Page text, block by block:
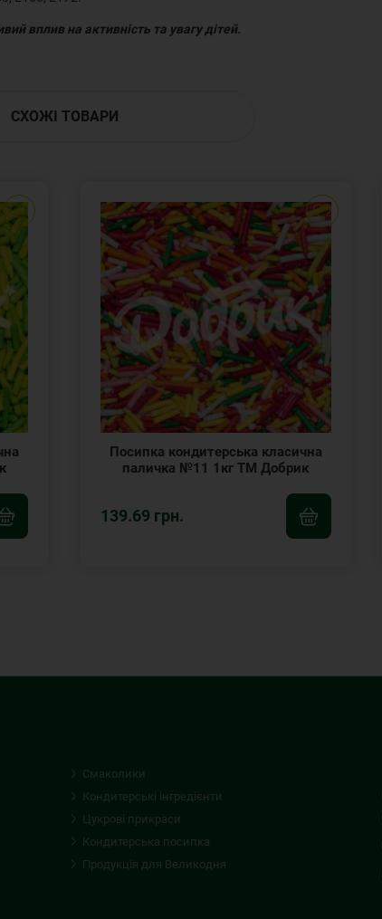
вплив на активність та увагу дітей.
СХОЖІ ТОВАРИ
Посипка кондитерська класична
паличка №11 1кг ТМ Добрик
139.69 грн.
Смаколики
Кондитерські iнгредієнти
Цукрові прикраси
Кондитерська посипка
Продукція для Великодня